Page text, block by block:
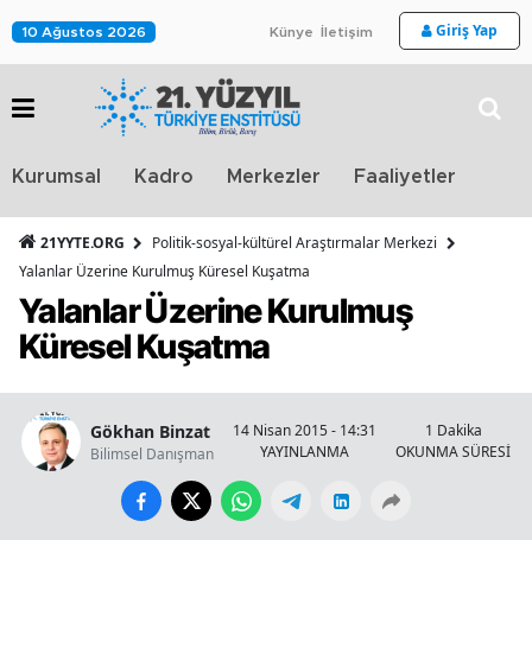
10 Ağustos 2026 Künye İletişim Giriş Yap
Kurumsal Kadro Merkezler Faaliyetler
21YYTE.ORG
Politik-sosyal-kültürel Araştırmalar Merkezi
Yalanlar Üzerine Kurulmuş Küresel Kuşatma
Yalanlar Üzerine Kurulmuş
Küresel Kuşatma
Gökhan Binzat
Bilimsel Danışman
14 Nisan 2015 - 14:31
YAYINLANMA
1 Dakika
OKUNMA SÜRESİ